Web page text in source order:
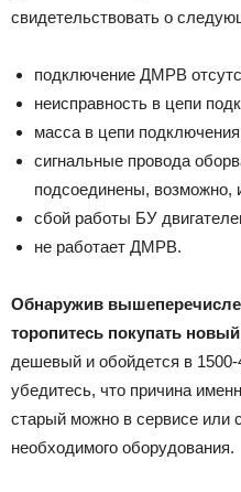
свидетельствовать о
подключение ДМРВ
неисправность в цепи
масса в цепи
сигнальные провода
подсоединены, возможно,
сбой работы БУ
не работает ДМРВ.
Обнаружив
торопитесь покупать
дешевый и обойдется в
убедитесь, что причина
старый можно в сервисе или
необходимого оборудования.